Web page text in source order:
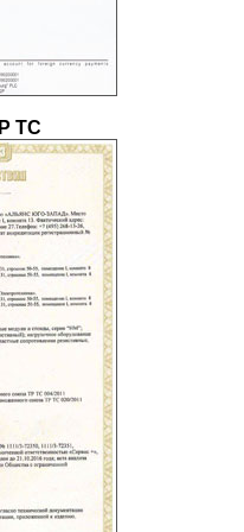
ТС